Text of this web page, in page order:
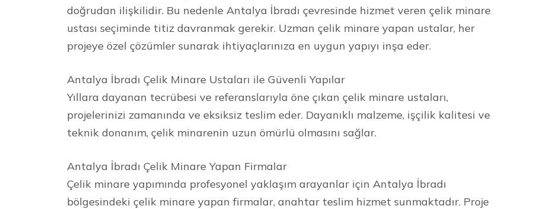
doğrudan ilişkilidir. Bu nedenle Antalya İbradı çevresinde hizmet veren çelik minare
ustası seçiminde titiz davranmak gerekir. Uzman çelik minare yapan ustalar, her
projeye özel çözümler sunarak ihtiyaçlarınıza en uygun yapıyı inşa eder.
Antalya İbradı Çelik Minare Ustaları ile Güvenli Yapılar
Yıllara dayanan tecrübesi ve referanslarıyla öne çıkan çelik minare ustaları,
projelerinizi zamanında ve eksiksiz teslim eder. Dayanıklı malzeme, işçilik kalitesi ve
teknik donanım, çelik minarenin uzun ömürlü olmasını sağlar.
Antalya İbradı Çelik Minare Yapan Firmalar
Çelik minare yapımında profesyonel yaklaşım arayanlar için Antalya İbradı
bölgesindeki çelik minare yapan firmalar, anahtar teslim hizmet sunmaktadır. Proje